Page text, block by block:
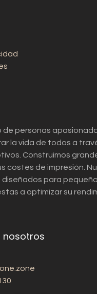
de personas
la vida de todos a
Construimos
costes de impresión.
para
a optimizar su